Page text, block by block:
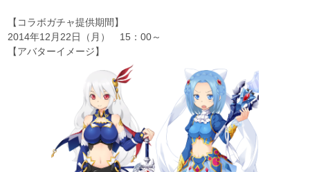
【コラボガチャ提供期間】
2014年12月22日（月） 15：00～
【アバターイメージ】